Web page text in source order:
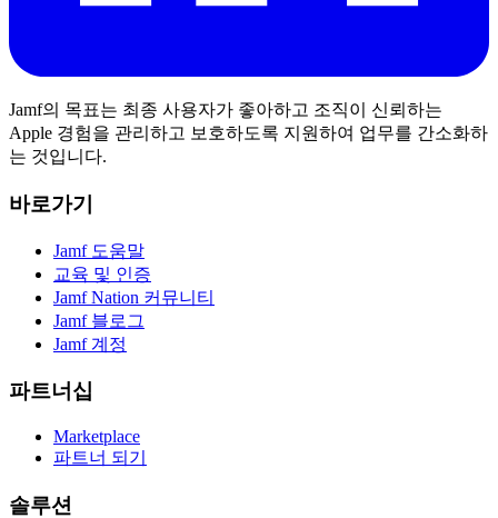
Jamf의 목표는 최종 사용자가 좋아하고 조직이 신뢰하는
Apple 경험을 관리하고 보호하도록 지원하여 업무를 간소화하
는 것입니다.
바로가기
Jamf 도움말
교육 및 인증
Jamf Nation 커뮤니티
Jamf 블로그
Jamf 계정
파트너십
Marketplace
파트너 되기
솔루션